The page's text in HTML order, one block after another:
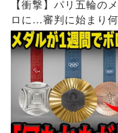
【衝撃】パリ五輪の
ロに…審判に始まり
に世界中から批判殺
達から怒りの声が止